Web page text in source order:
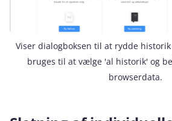
Viser dialogboksen til at rydde
bruges til at vælge 'al historik' og
browserdata.